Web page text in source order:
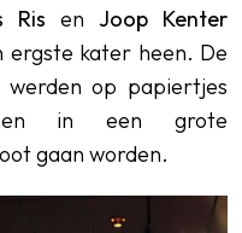
Ris en Joop Kenter
ergste kater heen. De
werden op papiertjes
in een grote
gaan worden.